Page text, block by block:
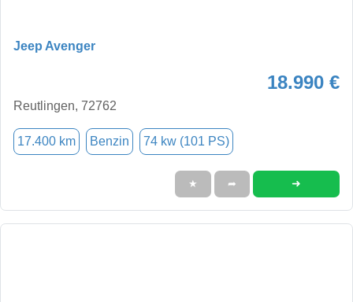
Jeep Avenger
18.990 €
Reutlingen, 72762
17.400 km Benzin 74 kw (101 PS)
★ ➦ ➜